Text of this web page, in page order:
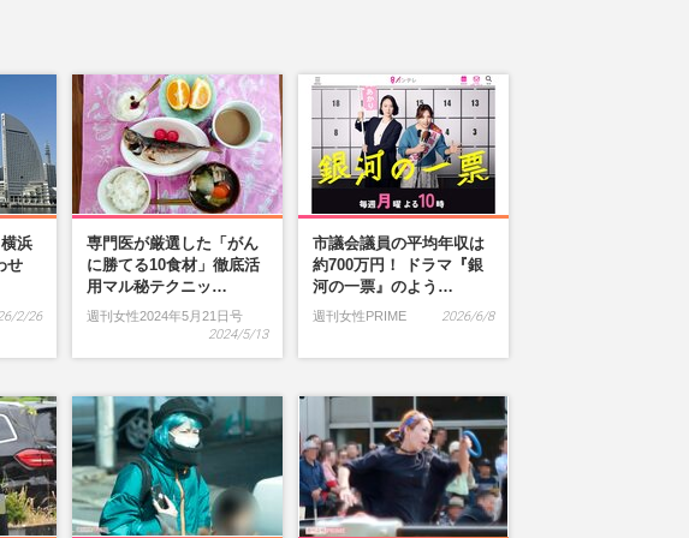
浜
せ
2/26
専門医が厳選した「がん
に勝てる10食材」徹底活
用マル秘テクニッ…
週刊女性2024年5月21日号
2024/5/13
市議会議員の平均年収は
約700万円！ ドラマ『銀
河の一票』のよう…
週刊女性PRIME 2026/6/8